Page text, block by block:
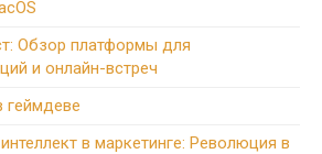
Обзор платформы для
и онлайн-встреч
в маркетинге: Революция в